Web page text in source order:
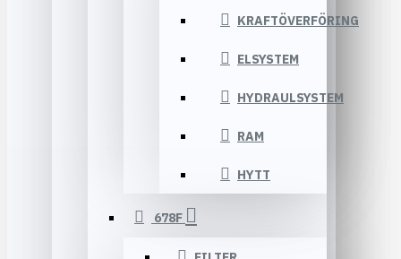
KRAFTÖVERFÖRING
ELSYSTEM
HYDRAULSYSTEM
RAM
HYTT
678F